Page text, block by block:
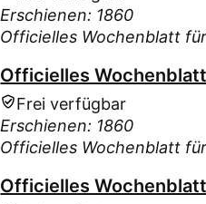
Erschienen: 1860
Officielles Wochenblatt
Officielles
Frei verfügbar
Erschienen: 1860
Officielles Wochenblatt
Officielles